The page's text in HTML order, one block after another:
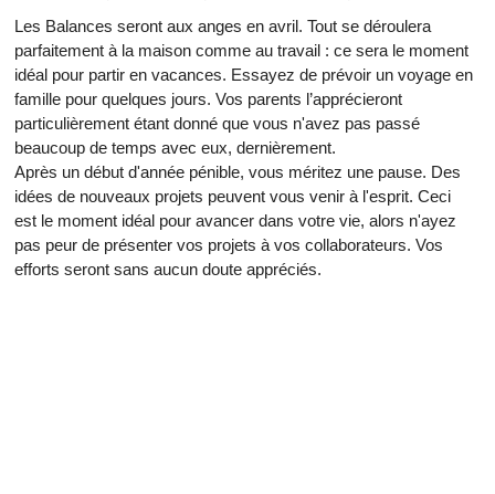
Les Balances seront aux anges en avril. Tout se déroulera
parfaitement à la maison comme au travail : ce sera le moment
idéal pour partir en vacances. Essayez de prévoir un voyage en
famille pour quelques jours. Vos parents l’apprécieront
particulièrement étant donné que vous n'avez pas passé
beaucoup de temps avec eux, dernièrement.
Après un début d'année pénible, vous méritez une pause. Des
idées de nouveaux projets peuvent vous venir à l'esprit. Ceci
est le moment idéal pour avancer dans votre vie, alors n'ayez
pas peur de présenter vos projets à vos collaborateurs. Vos
efforts seront sans aucun doute appréciés.